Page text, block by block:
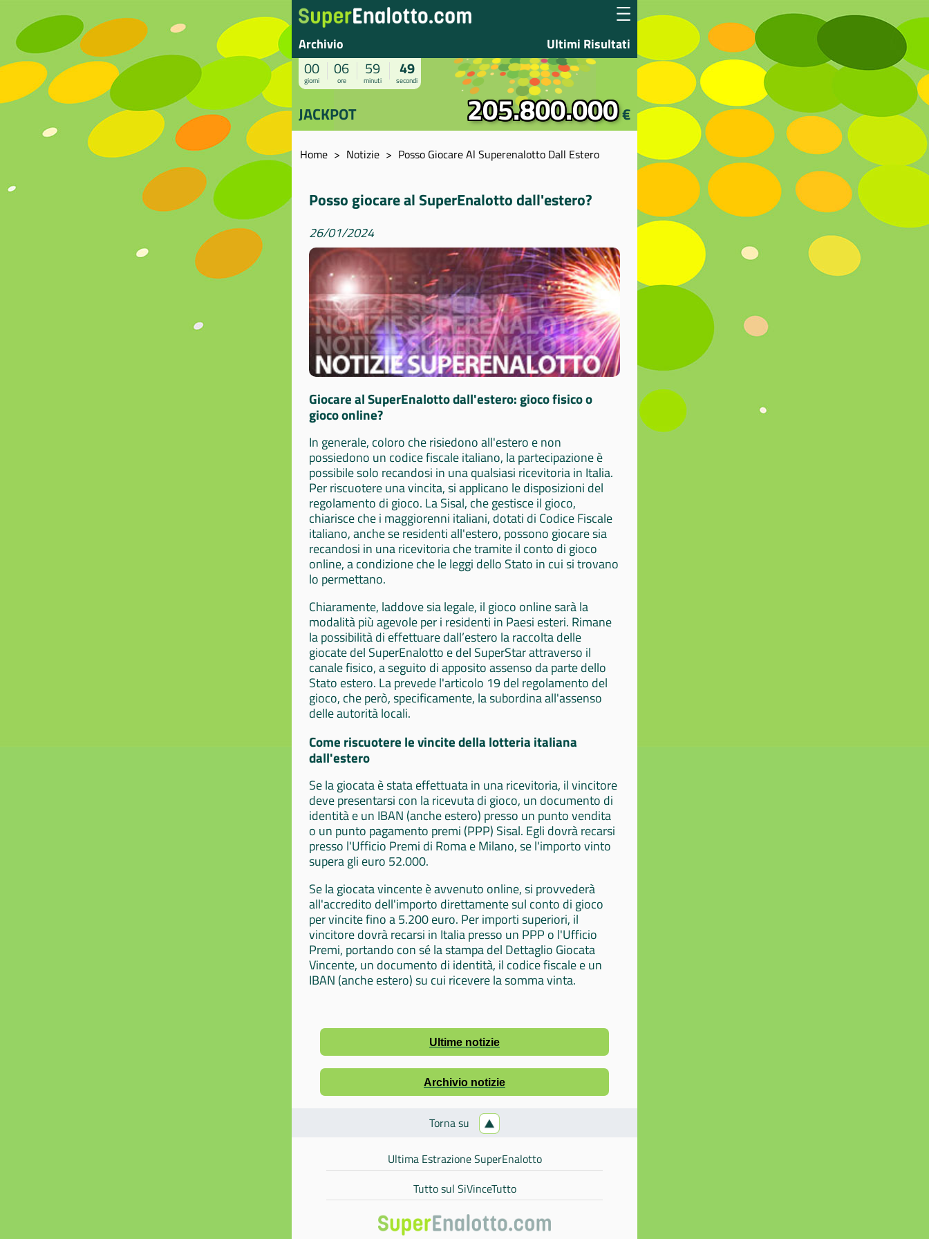
Archivio Ultimi Risultati
00
giorni
06
ore
59
minuti
49
secondi
JACKPOT 205.800.000€
Home Notizie Posso Giocare Al Superenalotto Dall Estero
Posso giocare al SuperEnalotto dall'estero?
26/01/2024
Giocare al SuperEnalotto dall'estero: gioco fisico o
gioco online?
In generale, coloro che risiedono all'estero e non
possiedono un codice fiscale italiano, la partecipazione è
possibile solo recandosi in una qualsiasi ricevitoria in Italia.
Per riscuotere una vincita, si applicano le disposizioni del
regolamento di gioco. La Sisal, che gestisce il gioco,
chiarisce che i maggiorenni italiani, dotati di Codice Fiscale
italiano, anche se residenti all'estero, possono giocare sia
recandosi in una ricevitoria che tramite il conto di gioco
online, a condizione che le leggi dello Stato in cui si trovano
lo permettano.
Chiaramente, laddove sia legale, il gioco online sarà la
modalità più agevole per i residenti in Paesi esteri. Rimane
la possibilità di effettuare dall’estero la raccolta delle
giocate del SuperEnalotto e del SuperStar attraverso il
canale fisico, a seguito di apposito assenso da parte dello
Stato estero. La prevede l'articolo 19 del regolamento del
gioco, che però, specificamente, la subordina all'assenso
delle autorità locali.
Come riscuotere le vincite della lotteria italiana
dall'estero
Se la giocata è stata effettuata in una ricevitoria, il vincitore
deve presentarsi con la ricevuta di gioco, un documento di
identità e un IBAN (anche estero) presso un punto vendita
o un punto pagamento premi (PPP) Sisal. Egli dovrà recarsi
presso l'Ufficio Premi di Roma e Milano, se l'importo vinto
supera gli euro 52.000.
Se la giocata vincente è avvenuto online, si provvederà
all'accredito dell'importo direttamente sul conto di gioco
per vincite fino a 5.200 euro. Per importi superiori, il
vincitore dovrà recarsi in Italia presso un PPP o l'Ufficio
Premi, portando con sé la stampa del Dettaglio Giocata
Vincente, un documento di identità, il codice fiscale e un
IBAN (anche estero) su cui ricevere la somma vinta.
Ultime notizie
Archivio notizie
Torna su
Ultima Estrazione SuperEnalotto
Tutto sul SiVinceTutto